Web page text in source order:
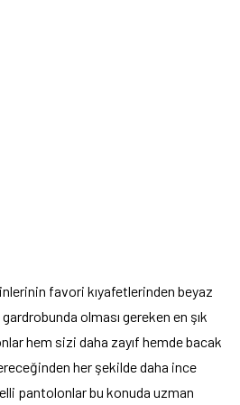
favori kıyafetlerinden beyaz
olması gereken en şık
hem sizi daha zayıf hemde bacak
her şekilde daha ince
pantolonlar bu konuda uzman